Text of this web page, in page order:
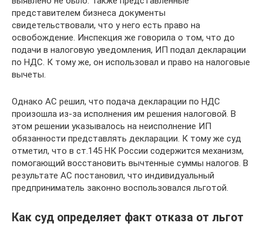
представителем бизнеса документы
свидетельствовали, что у него есть право на
освобождение. Инспекция же говорила о том, что до
подачи в налоговую уведомления, ИП подал декларации
по НДС. К тому же, он использовал и право на налоговые
вычеты.
Однако АС решил, что подача декларации по НДС
произошла из-за исполнения им решения налоговой. В
этом решении указывалось на неисполнение ИП
обязанности представлять декларации. К тому же суд
отметил, что в ст.145 НК России содержится механизм,
помогающий восстановить вычтенные суммы налогов. В
результате АС постановил, что индивидуальный
предприниматель законно воспользовался льготой.
Как суд определяет факт отказа от льгот